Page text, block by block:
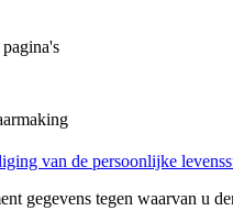
van de persoonlijke
gegevens tegen waarvan u